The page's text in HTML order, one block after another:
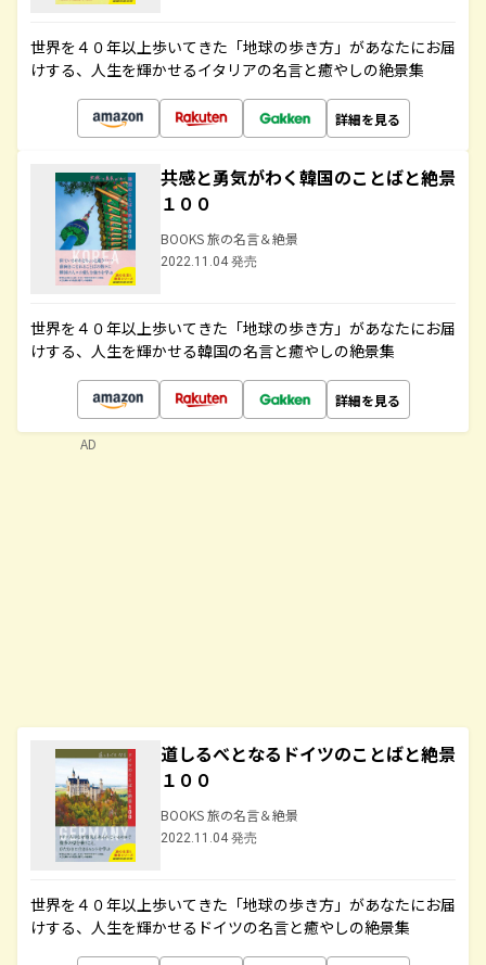
世界を４０年以上歩いてきた「地球の歩き方」があなたにお届
けする、人生を輝かせるイタリアの名言と癒やしの絶景集
詳細を見る
共感と勇気がわく韓国のことばと絶景
１００
BOOKS 旅の名言＆絶景
2022.11.04 発売
世界を４０年以上歩いてきた「地球の歩き方」があなたにお届
けする、人生を輝かせる韓国の名言と癒やしの絶景集
詳細を見る
道しるべとなるドイツのことばと絶景
１００
BOOKS 旅の名言＆絶景
2022.11.04 発売
世界を４０年以上歩いてきた「地球の歩き方」があなたにお届
けする、人生を輝かせるドイツの名言と癒やしの絶景集
AD